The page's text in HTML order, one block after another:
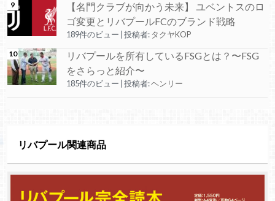
【名門クラブが向かう未来】 ユベントスのロ
ゴ変更とリバプールFCのブランド戦略
189件のビュー 投稿者: タクヤKOP
リバプールを所有しているFSGとは？〜FSG
をさらっと紹介〜
185件のビュー 投稿者:ヘンリー
リバプール関連商品